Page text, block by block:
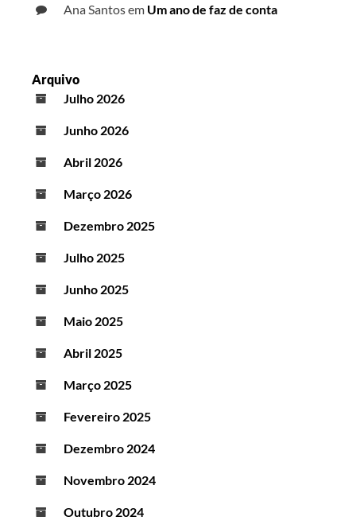
Ana Santosem Um ano de faz de conta
Arquivo
Julho 2026
Junho 2026
Abril 2026
Março 2026
Dezembro 2025
Julho 2025
Junho 2025
Maio 2025
Abril 2025
Março 2025
Fevereiro 2025
Dezembro 2024
Novembro 2024
Outubro 2024